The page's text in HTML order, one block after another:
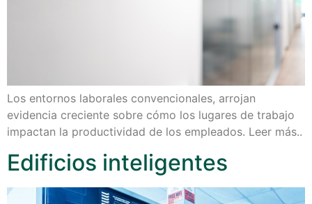
Los entornos laborales convencionales, arrojan
evidencia creciente sobre cómo los lugares de trabajo
impactan la productividad de los empleados. Leer más..
Edificios inteligentes